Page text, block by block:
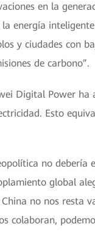
en la
energía
y ciudades con
de carbono”.
Digital Power
Esto
no debería
global
no nos resta
colaboran,